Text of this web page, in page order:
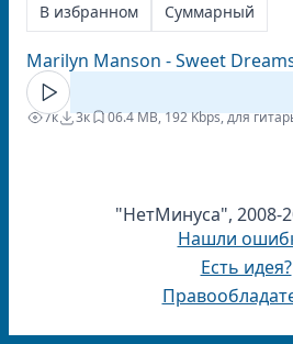
В избранном
Суммарный
Marilyn Manson - Sweet
7к 3к 06.4 MB, 192 Kbps, для
"НетМинуса", 2008-
Нашли
Есть идея?